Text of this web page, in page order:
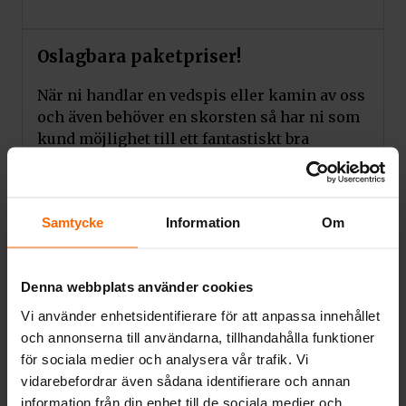
Samtycke Information Om
Denna webbplats använder cookies
Vi använder enhetsidentifierare för att anpassa innehållet
och annonserna till användarna, tillhandahålla funktioner
för sociala medier och analysera vår trafik. Vi
vidarebefordrar även sådana identifierare och annan
information från din enhet till de sociala medier och
Oslagbara paketpriser!
När ni handlar en vedspis eller kamin av oss
och även behöver en skorsten så har ni som
kund möjlighet till ett fantastiskt bra
från Näldens värmeindustri med 25 års
så kan vi rekommendera Schiedels Isokern-
blockskorsten som alternativ då denna
pimstensskorsten kommer hålla hela husets
livslängd.